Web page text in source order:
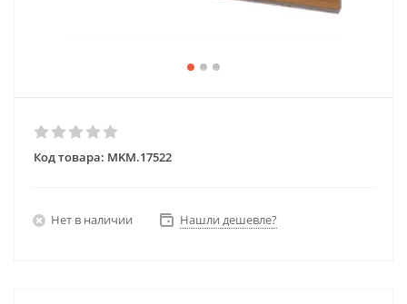
Код товара: MKM.17522
Нет в наличии Нашли дешевле?